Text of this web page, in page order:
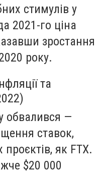
стимулів у
2021-го ціна
зростання
року.
та
обвалився —
ставок,
як FTX.
$20 000